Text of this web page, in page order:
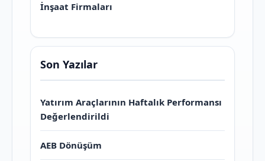
İnşaat Firmaları
Son Yazılar
Yatırım Araçlarının Haftalık Performansı
Değerlendirildi
AEB Dönüşüm